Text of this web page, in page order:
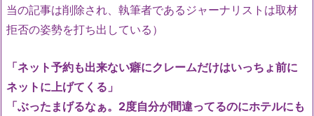
当の記事は削除され、執筆者であるジャーナリストは取材
拒否の姿勢を打ち出している）
「ネット予約も出来ない癖にクレームだけはいっちょ前に
ネットに上げてくる」
「ぶったまげるなぁ。2度自分が間違ってるのにホテルにも